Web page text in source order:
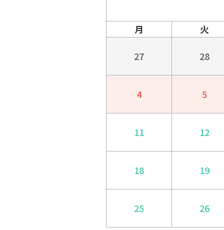
月 火
27 28
4 5
11 12
18 19
25 26